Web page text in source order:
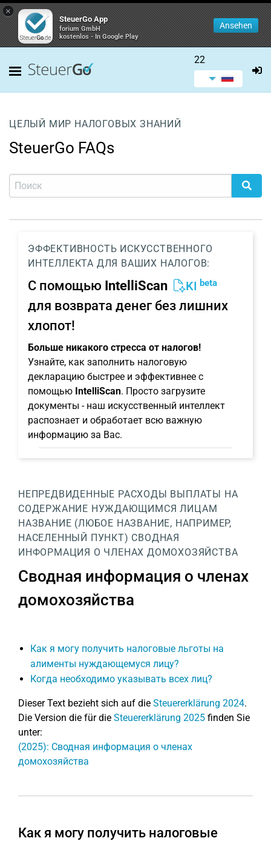
×
SteuerGo App
forium GmbH
kostenlos - In Google Play
Ansehen
22
ЦЕЛЫЙ МИР НАЛОГОВЫХ ЗНАНИЙ
SteuerGo FAQs
ЭФФЕКТИВНОСТЬ ИСКУССТВЕННОГО
ИНТЕЛЛЕКТА ДЛЯ ВАШИХ НАЛОГОВ:
С помощью IntelliScan KI beta
для возврата денег без лишних
хлопот!
Больше никакого стресса от налогов!
Узнайте, как заполнить налоговую
декларацию быстрее и эффективнее с
помощью IntelliScan. Просто загрузите
документы - наш искусственный интеллект
распознает и обработает всю важную
информацию за Вас.
НЕПРЕДВИДЕННЫЕ РАСХОДЫ ВЫПЛАТЫ НА
СОДЕРЖАНИЕ НУЖДАЮЩИМСЯ ЛИЦАМ
НАЗВАНИЕ (ЛЮБОЕ НАЗВАНИЕ, НАПРИМЕР,
НАСЕЛЕННЫЙ ПУНКТ) СВОДНАЯ
ИНФОРМАЦИЯ О ЧЛЕНАХ ДОМОХОЗЯЙСТВА
Сводная информация о членах
домохозяйства
Как я могу получить налоговые льготы на
алименты нуждающемуся лицу?
Когда необходимо указывать всех лиц?
Dieser Text bezieht sich auf die Steuererklärung 2024.
Die Version die für die Steuererklärung 2025 finden Sie
unter:
(2025): Сводная информация о членах
домохозяйства
Как я могу получить налоговые